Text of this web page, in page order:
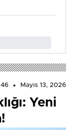
46 Mayıs 13, 2026
Yeni